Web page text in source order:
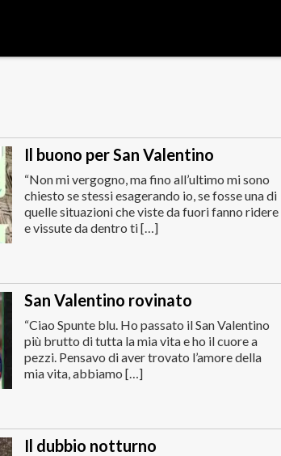
Il buono per San Valentino
“Non mi vergogno, ma fino all’ultimo mi sono
chiesto se stessi esagerando io, se fosse una di
quelle situazioni che viste da fuori fanno ridere
e vissute da dentro ti […]
San Valentino rovinato
“Ciao Spunte blu. Ho passato il San Valentino
più brutto di tutta la mia vita e ho il cuore a
pezzi. Pensavo di aver trovato l’amore della
mia vita, abbiamo […]
Il dubbio notturno